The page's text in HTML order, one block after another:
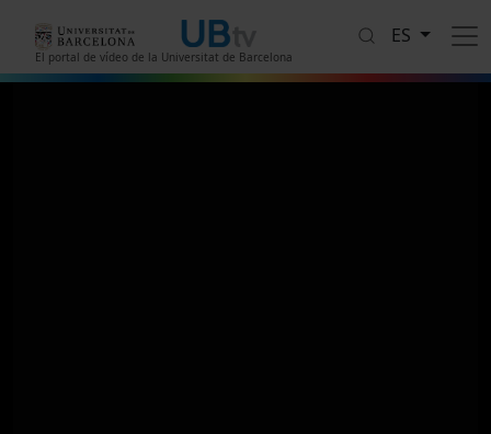
El portal de vídeo de la Universitat de Barcelona
ES